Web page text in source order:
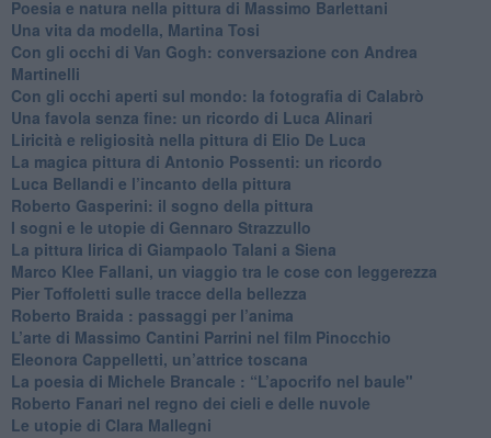
Poesia e natura nella pittura di Massimo Barlettani
Una vita da modella, Martina Tosi
​Con gli occhi di Van Gogh: conversazione con Andrea
Martinelli
​Con gli occhi aperti sul mondo: la fotografia di Calabrò
Una favola senza fine: un ricordo di Luca Alinari
Liricità e religiosità nella pittura di Elio De Luca
La magica pittura di Antonio Possenti: un ricordo
Luca Bellandi e l’incanto della pittura
​Roberto Gasperini: il sogno della pittura
I sogni e le utopie di Gennaro Strazzullo
La pittura lirica di Giampaolo Talani a Siena
​Marco Klee Fallani, un viaggio tra le cose con leggerezza
​Pier Toffoletti sulle tracce della bellezza
​Roberto Braida : passaggi per l’anima
​L’arte di Massimo Cantini Parrini nel film Pinocchio
Eleonora Cappelletti, un’attrice toscana
​La poesia di Michele Brancale : “L’apocrifo nel baule"
Roberto Fanari nel regno dei cieli e delle nuvole
Le utopie di Clara Mallegni